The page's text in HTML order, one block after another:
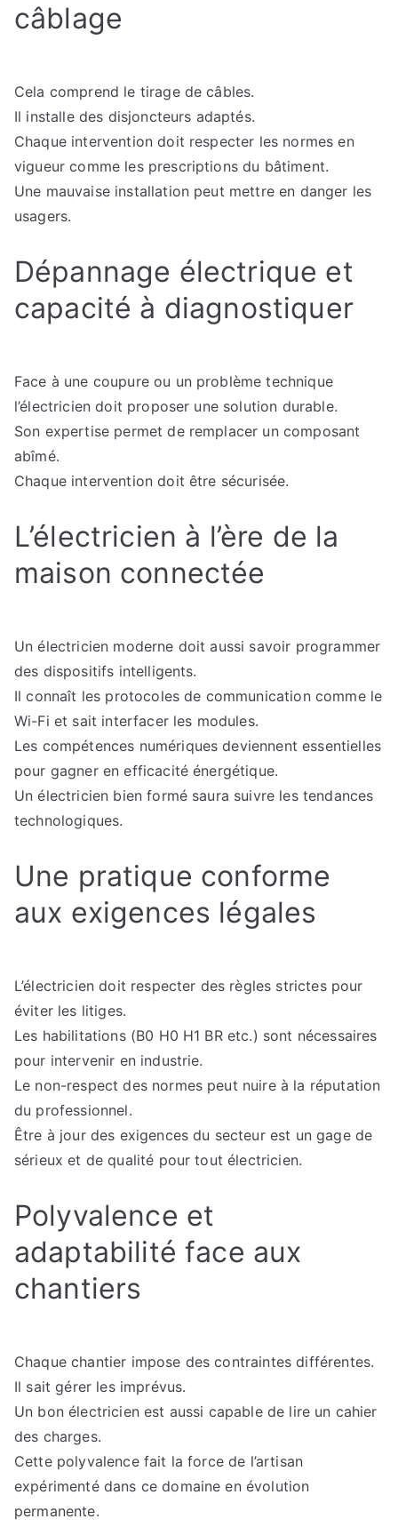
câblage
Cela comprend le tirage de câbles.
Il installe des disjoncteurs adaptés.
Chaque intervention doit respecter les normes en
vigueur comme les prescriptions du bâtiment.
Une mauvaise installation peut mettre en danger les
usagers.
Dépannage électrique et
capacité à diagnostiquer
Face à une coupure ou un problème technique
l’électricien doit proposer une solution durable.
Son expertise permet de remplacer un composant
abîmé.
Chaque intervention doit être sécurisée.
L’électricien à l’ère de la
maison connectée
Un électricien moderne doit aussi savoir programmer
des dispositifs intelligents.
Il connaît les protocoles de communication comme le
Wi-Fi et sait interfacer les modules.
Les compétences numériques deviennent essentielles
pour gagner en efficacité énergétique.
Un électricien bien formé saura suivre les tendances
technologiques.
Une pratique conforme
aux exigences légales
L’électricien doit respecter des règles strictes pour
éviter les litiges.
Les habilitations (B0 H0 H1 BR etc.) sont nécessaires
pour intervenir en industrie.
Le non-respect des normes peut nuire à la réputation
du professionnel.
Être à jour des exigences du secteur est un gage de
sérieux et de qualité pour tout électricien.
Polyvalence et
adaptabilité face aux
chantiers
Chaque chantier impose des contraintes différentes.
Il sait gérer les imprévus.
Un bon électricien est aussi capable de lire un cahier
des charges.
Cette polyvalence fait la force de l’artisan
expérimenté dans ce domaine en évolution
permanente.